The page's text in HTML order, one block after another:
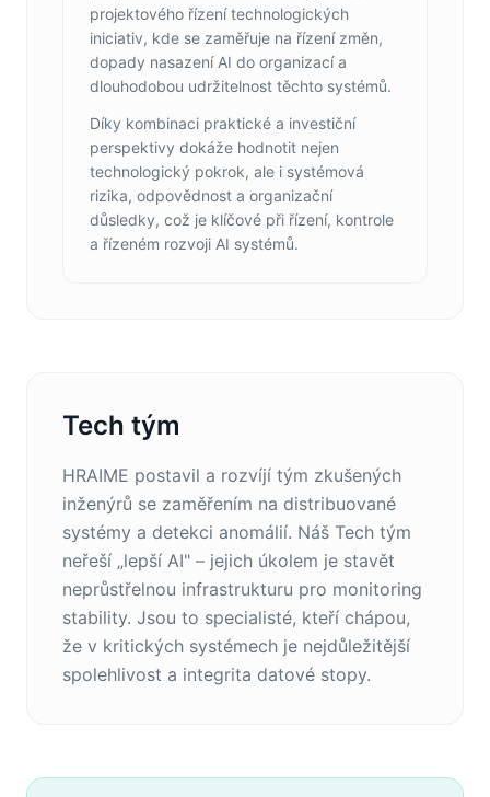
projektového řízení technologických
iniciativ, kde se zaměřuje na řízení změn,
dopady nasazení AI do organizací a
dlouhodobou udržitelnost těchto systémů.
Díky kombinaci praktické a investiční
perspektivy dokáže hodnotit nejen
technologický pokrok, ale i systémová
rizika, odpovědnost a organizační
důsledky, což je klíčové při řízení, kontrole
a řízeném rozvoji AI systémů.
Tech tým
HRAIME postavil a rozvíjí tým zkušených
inženýrů se zaměřením na distribuované
systémy a detekci anomálií. Náš Tech tým
neřeší „lepší AI" – jejich úkolem je stavět
neprůstřelnou infrastrukturu pro monitoring
stability. Jsou to specialisté, kteří chápou,
že v kritických systémech je nejdůležitější
spolehlivost a integrita datové stopy.